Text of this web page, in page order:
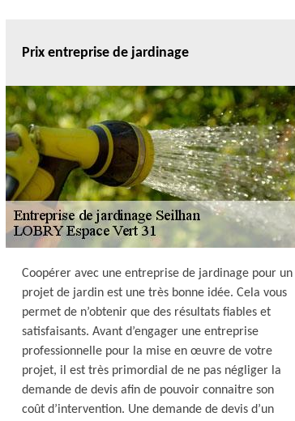
Prix entreprise de jardinage
Coopérer avec une entreprise de jardinage pour un
projet de jardin est une très bonne idée. Cela vous
permet de n’obtenir que des résultats fiables et
satisfaisants. Avant d’engager une entreprise
professionnelle pour la mise en œuvre de votre
projet, il est très primordial de ne pas négliger la
demande de devis afin de pouvoir connaitre son
coût d’intervention. Une demande de devis d’un